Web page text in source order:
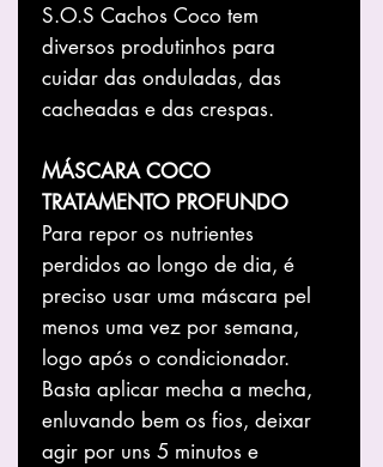
S.O.S Cachos Coco tem
diversos produtinhos para
cuidar das onduladas, das
cacheadas e das crespas.
MÁSCARA COCO
TRATAMENTO PROFUNDO
Para repor os nutrientes
perdidos ao longo de dia, é
preciso usar uma máscara pel
menos uma vez por semana,
logo após o condicionador.
Basta aplicar mecha a mecha,
enluvando bem os fios, deixar
agir por uns 5 minutos e